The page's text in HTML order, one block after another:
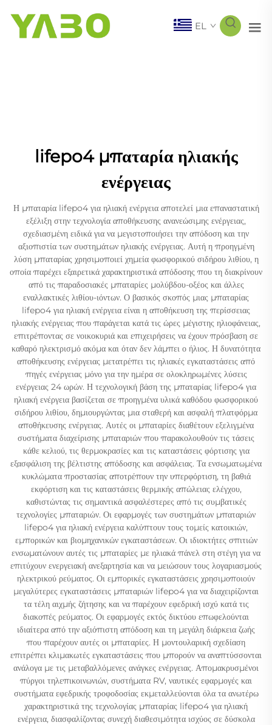
EL
lifepo4 μπαταρία ηλιακής
ενέργειας
Η μπαταρία lifepo4 για ηλιακή ενέργεια αποτελεί μια επαναστατική
εξέλιξη στην τεχνολογία αποθήκευσης ανανεώσιμης ενέργειας,
σχεδιασμένη ειδικά για να μεγιστοποιήσει την απόδοση και την
αξιοπιστία των συστημάτων ηλιακής ενέργειας. Αυτή η προηγμένη
λύση μπαταρίας χρησιμοποιεί χημεία φωσφορικού σιδήρου λιθίου, η
οποία παρέχει εξαιρετικά χαρακτηριστικά απόδοσης που τη διακρίνουν
από τις παραδοσιακές μπαταρίες μολύβδου-οξέος και άλλες
εναλλακτικές λιθίου-ιόντων. Ο βασικός σκοπός μιας μπαταρίας
lifepo4 για ηλιακή ενέργεια είναι η αποθήκευση της περίσσειας
ηλιακής ενέργειας που παράγεται κατά τις ώρες μέγιστης ηλιοφάνειας,
επιτρέποντας σε νοικοκυριά και επιχειρήσεις να έχουν πρόσβαση σε
καθαρό ηλεκτρισμό ακόμα και όταν δεν λάμπει ο ήλιος. Η δυνατότητα
αποθήκευσης ενέργειας μετατρέπει τις ηλιακές εγκαταστάσεις από
πηγές ενέργειας μόνο για την ημέρα σε ολοκληρωμένες λύσεις
ενέργειας 24 ωρών. Η τεχνολογική βάση της μπαταρίας lifepo4 για
ηλιακή ενέργεια βασίζεται σε προηγμένα υλικά καθόδου φωσφορικού
σιδήρου λιθίου, δημιουργώντας μια σταθερή και ασφαλή πλατφόρμα
αποθήκευσης ενέργειας. Αυτές οι μπαταρίες διαθέτουν εξελιγμένα
συστήματα διαχείρισης μπαταριών που παρακολουθούν τις τάσεις
κάθε κελιού, τις θερμοκρασίες και τις καταστάσεις φόρτισης για
εξασφάλιση της βέλτιστης απόδοσης και ασφάλειας. Τα ενσωματωμένα
κυκλώματα προστασίας αποτρέπουν την υπερφόρτιση, τη βαθιά
εκφόρτιση και τις καταστάσεις θερμικής απώλειας ελέγχου,
καθιστώντας τις σημαντικά ασφαλέστερες από τις συμβατικές
τεχνολογίες μπαταριών. Οι εφαρμογές των συστημάτων μπαταριών
lifepo4 για ηλιακή ενέργεια καλύπτουν τους τομείς κατοικιών,
εμπορικών και βιομηχανικών εγκαταστάσεων. Οι ιδιοκτήτες σπιτιών
ενσωματώνουν αυτές τις μπαταρίες με ηλιακά πάνελ στη στέγη για να
επιτύχουν ενεργειακή ανεξαρτησία και να μειώσουν τους λογαριασμούς
ηλεκτρικού ρεύματος. Οι εμπορικές εγκαταστάσεις χρησιμοποιούν
μεγαλύτερες εγκαταστάσεις μπαταριών lifepo4 για να διαχειρίζονται
τα τέλη αιχμής ζήτησης και να παρέχουν εφεδρική ισχύ κατά τις
διακοπές ρεύματος. Οι εφαρμογές εκτός δικτύου επωφελούνται
ιδιαίτερα από την αξιόπιστη απόδοση και τη μεγάλη διάρκεια ζωής
που παρέχουν αυτές οι μπαταρίες. Η μοντουλαρική σχεδίαση
επιτρέπει κλιμακωτές εγκαταστάσεις που μπορούν να αναπτύσσονται
ανάλογα με τις μεταβαλλόμενες ανάγκες ενέργειας. Απομακρυσμένοι
πύργοι τηλεπικοινωνιών, συστήματα RV, ναυτικές εφαρμογές και
συστήματα εφεδρικής τροφοδοσίας εκμεταλλεύονται όλα τα ανωτέρω
χαρακτηριστικά της τεχνολογίας μπαταρίας lifepo4 για ηλιακή
ενέργεια, διασφαλίζοντας συνεχή διαθεσιμότητα ισχύος σε δύσκολα